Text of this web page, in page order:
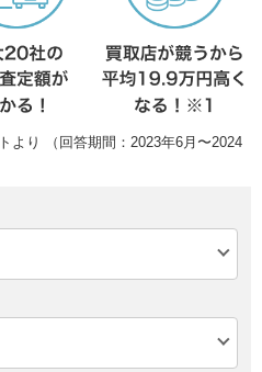
より （回答期間：2023年6月〜2024